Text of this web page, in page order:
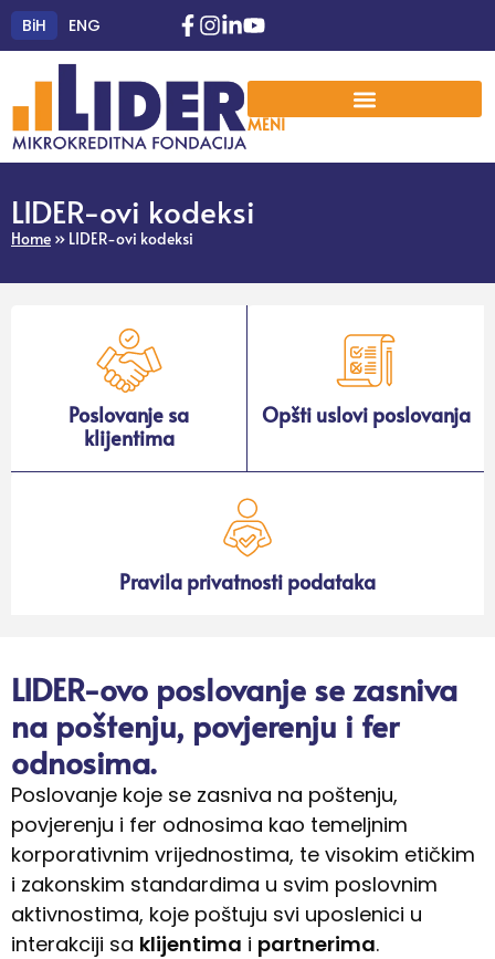
BiH ENG
MENI
LIDER-ovi kodeksi
Home » LIDER-ovi kodeksi
Poslovanje sa
klijentima
Opšti uslovi poslovanja
Pravila privatnosti podataka
LIDER-ovo poslovanje se zasniva
na poštenju, povjerenju i fer
odnosima.
Poslovanje koje se zasniva na poštenju,
povjerenju i fer odnosima kao temeljnim
korporativnim vrijednostima, te visokim etičkim
i zakonskim standardima u svim poslovnim
aktivnostima, koje poštuju svi uposlenici u
interakciji sa klijentima i partnerima.